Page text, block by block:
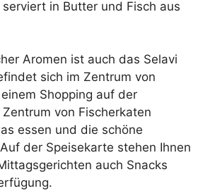
in Butter und Fisch aus
Aromen ist auch das Selavi
sich im Zentrum von
Shopping auf der
von Fischerkaten
essen und die schöne
der Speisekarte stehen Ihnen
auch Snacks